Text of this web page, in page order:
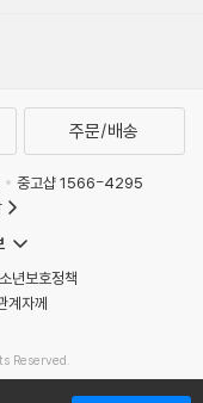
주문/배송
중고샵 1566-4295
년보호정책
계자께
Reserved.